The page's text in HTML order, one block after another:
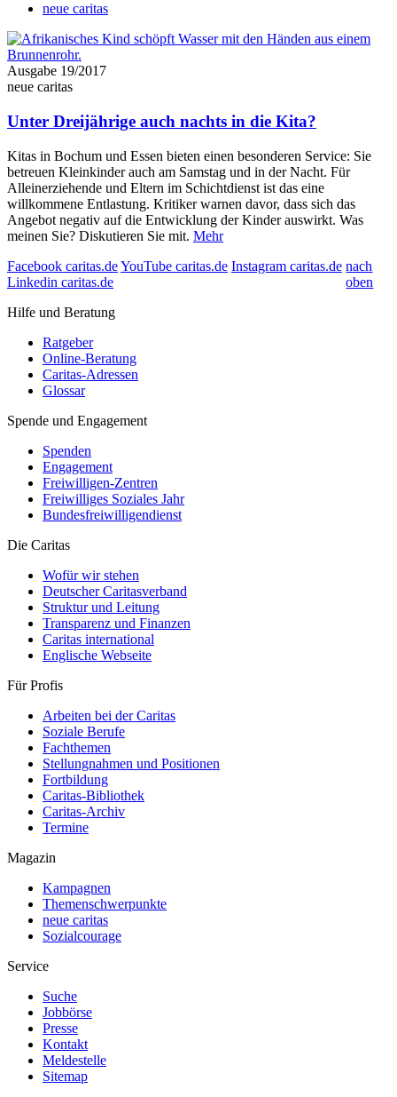
neue caritas
Ausgabe 19/2017
neue caritas
Unter Dreijährige auch nachts in die Kita?
Kitas in Bochum und Essen bieten einen besonderen Service: Sie
betreuen Kleinkinder auch am Samstag und in der Nacht. Für
Alleinerziehende und Eltern im Schichtdienst ist das eine
willkommene Entlastung. Kritiker warnen davor, dass sich das
Angebot negativ auf die Entwicklung der Kinder auswirkt. Was
meinen Sie? Diskutieren Sie mit. Mehr
Facebook caritas.deYouTube caritas.de Instagram caritas.de
Linkedin caritas.de
nach
oben
Hilfe und Beratung
Ratgeber
Online-Beratung
Caritas-Adressen
Glossar
Spende und Engagement
Spenden
Engagement
Freiwilligen-Zentren
Freiwilliges Soziales Jahr
Bundesfreiwilligendienst
Die Caritas
Wofür wir stehen
Deutscher Caritasverband
Struktur und Leitung
Transparenz und Finanzen
Caritas international
Englische Webseite
Für Profis
Arbeiten bei der Caritas
Soziale Berufe
Fachthemen
Stellungnahmen und Positionen
Fortbildung
Caritas-Bibliothek
Caritas-Archiv
Termine
Magazin
Kampagnen
Themenschwerpunkte
neue caritas
Sozialcourage
Service
Suche
Jobbörse
Presse
Kontakt
Meldestelle
Sitemap